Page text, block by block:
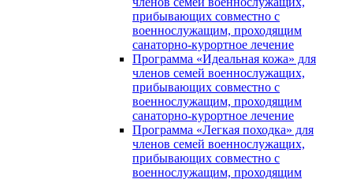
прибывающих совместно с
военнослужащим, проходящим
санаторно-курортное лечение
Программа «Идеальная кожа» для
членов семей военнослужащих,
прибывающих совместно с
военнослужащим, проходящим
санаторно-курортное лечение
Программа «Легкая походка» для
членов семей военнослужащих,
прибывающих совместно с
военнослужащим, проходящим